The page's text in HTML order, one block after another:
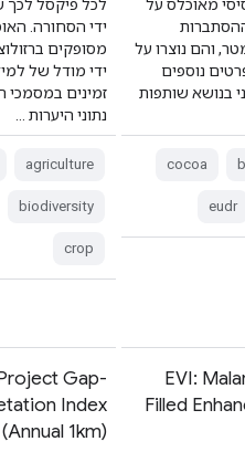
מאוכלס על
ברזולוציה של 10 מטר, והם נוצרו על
נוספים
בנושא שותפות
cocoa
eudr
לכל פיקסל לכך
ידי הסחורה.
ידי מודל של
זמינים במסמכי
נתוני היערות …
agriculture
biodiversity
crop
EVI:
Filled
Gap-
Index
(Annual 1km)